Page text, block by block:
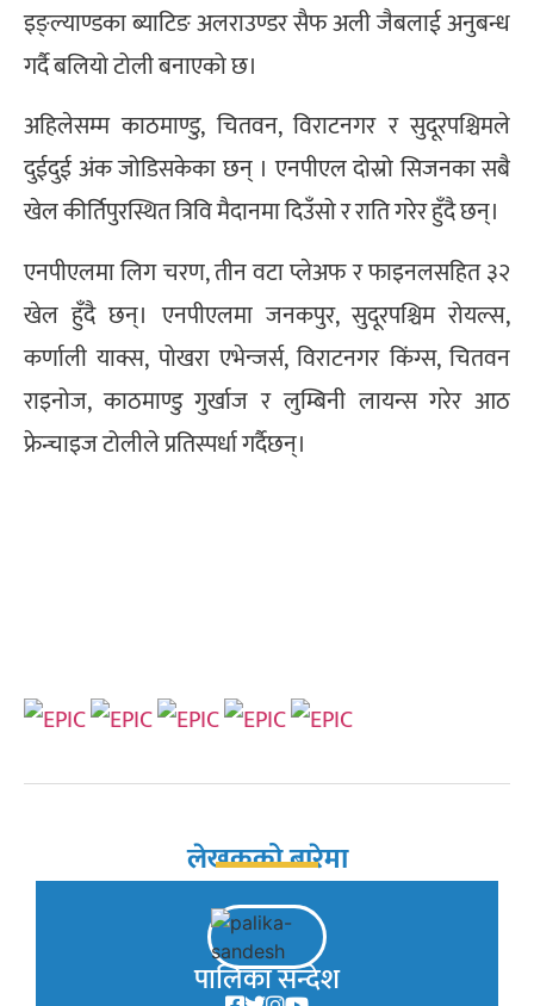
इङ्ल्याण्डका ब्याटिङ अलराउण्डर सैफ अली जैबलाई अनुबन्ध
गर्दै बलियो टोली बनाएको छ।
अहिलेसम्म काठमाण्डु, चितवन, विराटनगर र सुदूरपश्चिमले
दुईदुई अंक जोडिसकेका छन् । एनपीएल दोस्रो सिजनका सबै
खेल कीर्तिपुरस्थित त्रिवि मैदानमा दिउँसो र राति गरेर हुँदै छन्।
एनपीएलमा लिग चरण, तीन वटा प्लेअफ र फाइनलसहित ३२
खेल हुँदै छन्। एनपीएलमा जनकपुर, सुदूरपश्चिम रोयल्स,
कर्णाली याक्स, पोखरा एभेन्जर्स, विराटनगर किंग्स, चितवन
राइनोज, काठमाण्डु गुर्खाज र लुम्बिनी लायन्स गरेर आठ
फ्रेन्चाइज टोलीले प्रतिस्पर्धा गर्दैछन्।
लेखकको बारेमा
पालिका सन्देश